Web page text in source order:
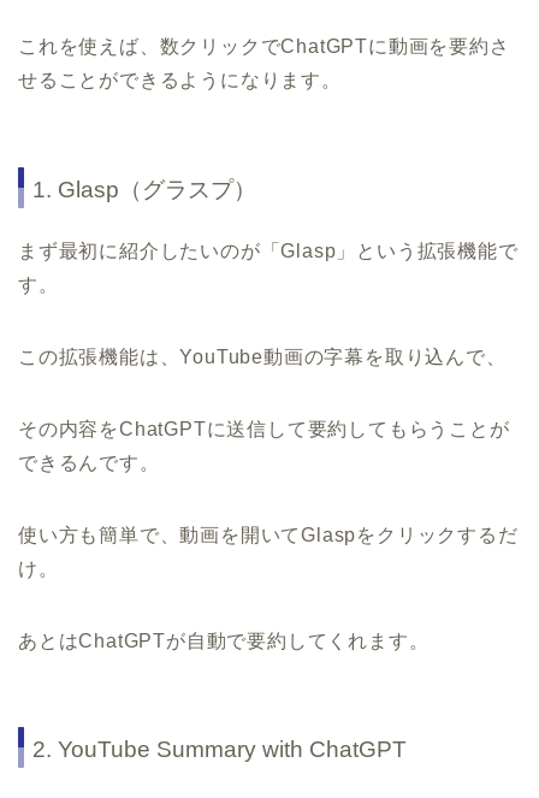
これを使えば、数クリックでChatGPTに動画を要約さ
せることができるようになります。
1. Glasp（グラスプ）
まず最初に紹介したいのが「Glasp」という拡張機能で
す。
この拡張機能は、YouTube動画の字幕を取り込んで、
その内容をChatGPTに送信して要約してもらうことが
できるんです。
使い方も簡単で、動画を開いてGlaspをクリックするだ
け。
あとはChatGPTが自動で要約してくれます。
2. YouTube Summary with ChatGPT